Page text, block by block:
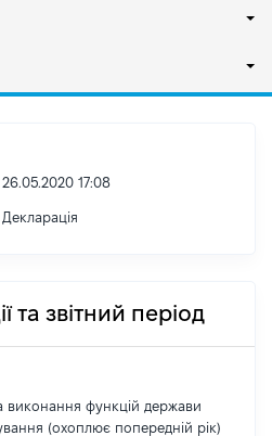
26.05.2020 17:08
Декларація
та звітний період
виконання функцій держави
(охоплює попередній рік)